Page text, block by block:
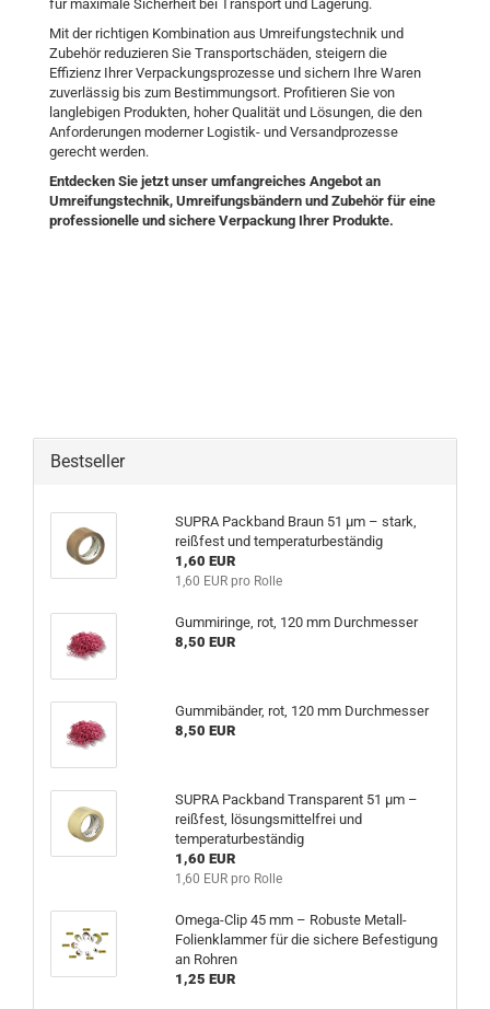
für maximale Sicherheit bei Transport und Lagerung.
Mit der richtigen Kombination aus Umreifungstechnik und
Zubehör reduzieren Sie Transportschäden, steigern die
Effizienz Ihrer Verpackungsprozesse und sichern Ihre Waren
zuverlässig bis zum Bestimmungsort. Profitieren Sie von
langlebigen Produkten, hoher Qualität und Lösungen, die den
Anforderungen moderner Logistik- und Versandprozesse
gerecht werden.
Entdecken Sie jetzt unser umfangreiches Angebot an
Umreifungstechnik, Umreifungsbändern und Zubehör für eine
professionelle und sichere Verpackung Ihrer Produkte.
Bestseller
SUPRA Packband Braun 51 µm – stark,
reißfest und temperaturbeständig
1,60 EUR
1,60 EUR pro Rolle
Gummiringe, rot, 120 mm Durchmesser
8,50 EUR
Gummibänder, rot, 120 mm Durchmesser
8,50 EUR
SUPRA Packband Transparent 51 µm –
reißfest, lösungsmittelfrei und
temperaturbeständig
1,60 EUR
1,60 EUR pro Rolle
Omega-Clip 45 mm – Robuste Metall-
Folienklammer für die sichere Befestigung
an Rohren
1,25 EUR